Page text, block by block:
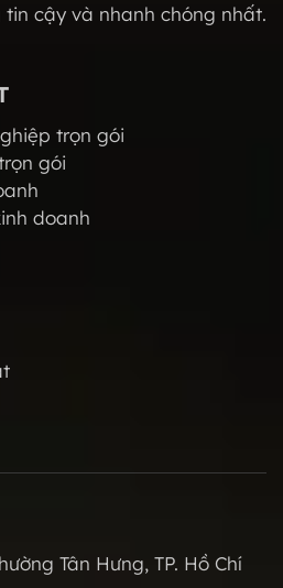
cậy và nhanh chóng nhất.
trọn gói
gói
doanh
Tân Hưng, TP. Hồ Chí